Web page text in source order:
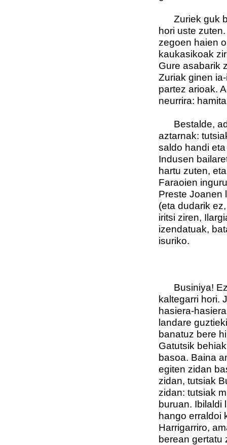
Zuriek guk
hori uste
zegoen haien
kaukasikoak
Gure asabarik
Zuriak ginen
partez arioak.
neurrira:
Bestalde,
aztarnak:
saldo handi
Indusen
hartu zuten,
Faraoien
Preste Joanen
(eta dudarik
iritsi ziren,
izendatuak,
isuriko.
Businiya! Ez
kaltegarri hori.
hasiera-
landare
banatuz bere
Gatutsik
basoa. Baina
egiten zidan
zidan, tutsiak
zidan: tutsiak
buruan. Ibilaldi
hango erraldoi
Harrigarriro,
berean gertatu